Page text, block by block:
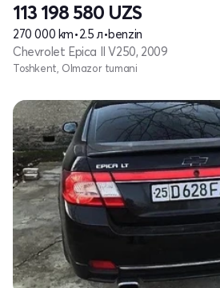
113 198 580 UZS
270 000 km•2.5 л•benzin
Chevrolet Epica II V250, 2009
Toshkent, Olmazor tumani